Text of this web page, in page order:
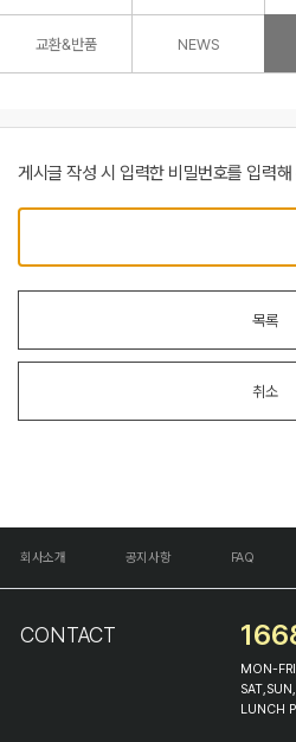
교환&반품 NEWS
게시글 작성 시 입력한 비밀번호를 입력해
목록
취소
회사소개 공지사항 FAQ
CONTACT
MON-
LUNCH